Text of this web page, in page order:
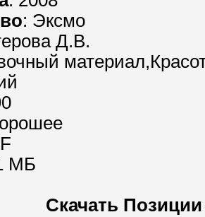
: Эксмо
Д.В.
МБ
Скачать